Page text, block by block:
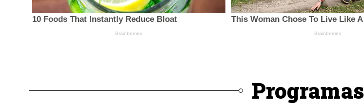
Programas